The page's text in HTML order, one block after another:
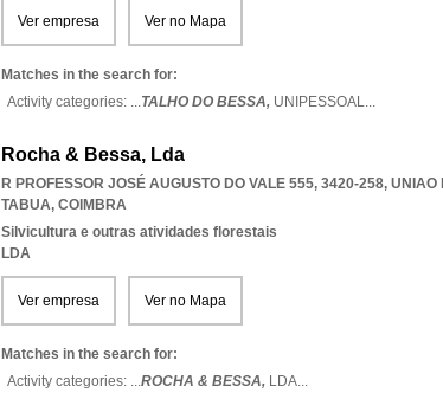
Ver empresa Ver no Mapa
Matches in the search for:
Activity categories: ...TALHO DO BESSA, UNIPESSOAL...
Rocha & Bessa, Lda
R PROFESSOR JOSÉ AUGUSTO DO VALE 555, 3420-258, UNIAO
TABUA, COIMBRA
Silvicultura e outras atividades florestais
LDA
Ver empresa Ver no Mapa
Matches in the search for:
Activity categories: ...ROCHA & BESSA, LDA...